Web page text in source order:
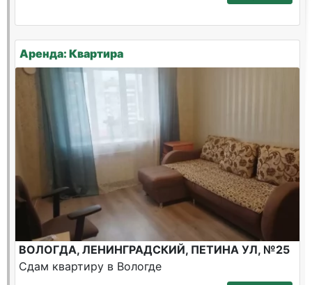
Аренда: Квартира
ВОЛОГДА, ЛЕНИНГРАДСКИЙ, ПЕТИНА УЛ, №25
Сдам квартиру в Вологде